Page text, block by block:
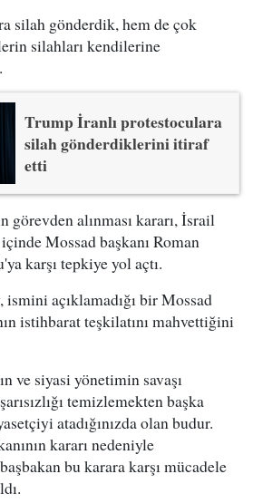
silah gönderdik, hem de çok
silahları kendilerine
Trump İranlı protestoculara
silah gönderdiklerini itiraf
etti
alınması kararı, İsrail
Mossad başkanı Roman
karşı tepkiye yol açtı.
açıklamadığı bir Mossad
istihbarat teşkilatını mahvettiğini
ve siyasi yönetimin savaşı
temizlemekten başka
atadığınızda olan budur.
kararı nedeniyle
bu karara karşı mücadele